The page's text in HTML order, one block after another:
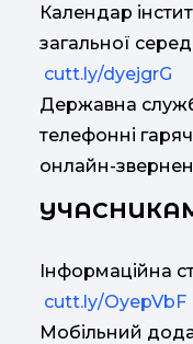
Календар
загальної
cutt.ly/dyejgrG
Державна
телефонні гарячі
онлайн-
Інформаційна
cutt.ly/OyepVbF
Мобільний